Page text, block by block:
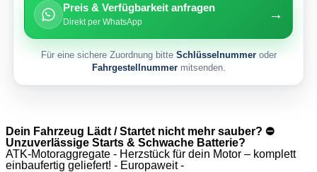
Preis & Verfügbarkeit anfragen
Direkt per WhatsApp →
Für eine sichere Zuordnung bitte Schlüsselnummeroder
Fahrgestellnummermitsenden.
Dein Fahrzeug Lädt / Startet nicht mehr sauber? ⛔
Unzuverlässige Starts & Schwache Batterie?
ATK-Motoraggregate - Herzstück für dein Motor – komplett
einbaufertig geliefert! - Europaweit -